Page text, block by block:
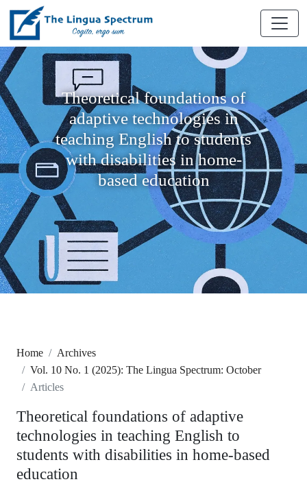
Theoretical foundations of
adaptive technologies in
teaching English to students
with disabilities in home-
based education
Home
Archives
Vol. 10 No. 1 (2025): The Lingua Spectrum: October
Articles
Theoretical foundations of adaptive
technologies in teaching English to
students with disabilities in home-based
education